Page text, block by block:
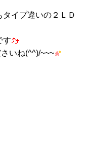
タイプ違いの２ＬＤ
す
いね(^^)/~~~